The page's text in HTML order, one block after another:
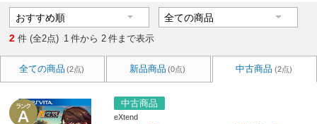
2 件 (全2点) 1 件から 2 件まで表示
全ての商品 (2点) 新品商品 (0点) 中古商品 (2点)
中古商品
eXtend